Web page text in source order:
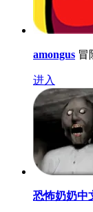
amongus 冒
进入
恐怖奶奶中